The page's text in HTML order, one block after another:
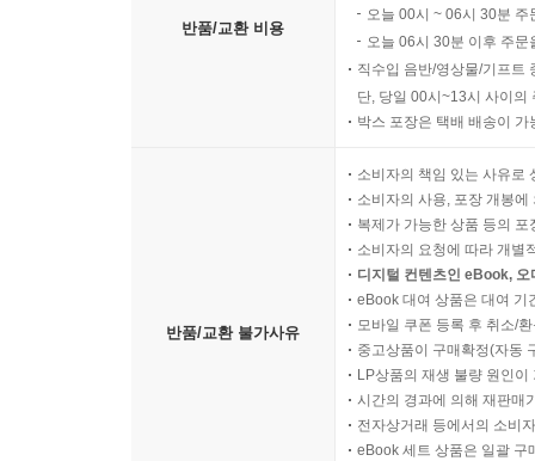
반품/교환 비용
오늘 00시 ~ 06시 30분
오늘 06시 30분 이후 주
직수입 음반/영상물/기프트
단, 당일 00시~13시 사이의
박스 포장은 택배 배송이
반품/교환 불가사유
소비자의 책임 있는 사유로
소비자의 사용, 포장 개봉
복제가 가능한 상품 등의
소비자의 요청에 따라 개별
디지털 컨텐츠인 eBook,
eBook 대여 상품은 대여 기
모바일 쿠폰 등록 후 취소/
중고상품이 구매확정(자동
LP상품의 재생 불량 원인
시간의 경과에 의해 재판매
전자상거래 등에서의 소비
eBook 세트 상품은 일괄 구